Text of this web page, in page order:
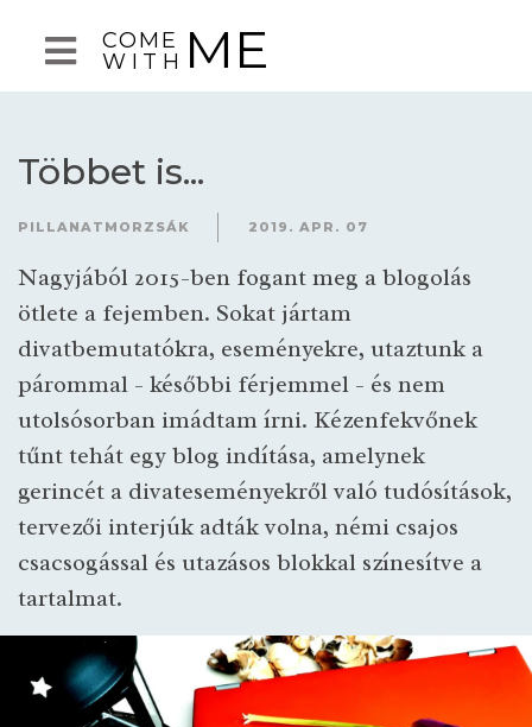
COME
WITH ME
Többet is...
PILLANATMORZSÁK 2019. APR. 07
Nagyjából 2015-ben fogant meg a blogolás
ötlete a fejemben. Sokat jártam
divatbemutatókra, eseményekre, utaztunk a
párommal - későbbi férjemmel - és nem
utolsósorban imádtam írni. Kézenfekvőnek
tűnt tehát egy blog indítása, amelynek
gerincét a divateseményekről való tudósítások,
tervezői interjúk adták volna, némi csajos
csacsogással és utazásos blokkal színesítve a
tartalmat.